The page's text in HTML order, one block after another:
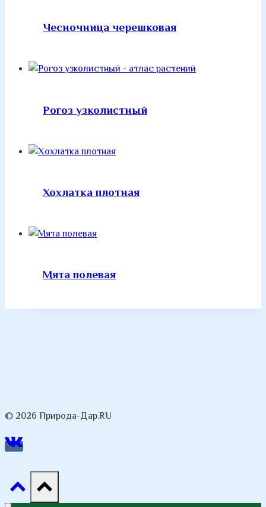
Чесночница черешковая
Рогоз узколистный
Хохлатка плотная
Мята полевая
© 2026 Природа-Дар.RU